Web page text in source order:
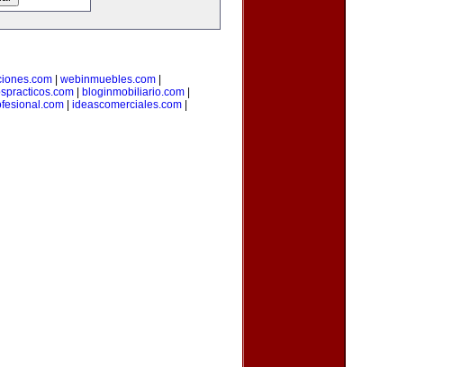
webinmuebles.com
| bloginmobiliario.com|
| ideascomerciales.com|